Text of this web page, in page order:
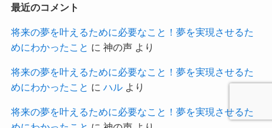
イ
最近のコメント
将来の夢を叶えるために必要なこと！夢を実現させるた
めにわかったこと に 神の声より
将来の夢を叶えるために必要なこと！夢を実現させるた
めにわかったこと に ハルより
将来の夢を叶えるために必要なこと！夢を実現させるた